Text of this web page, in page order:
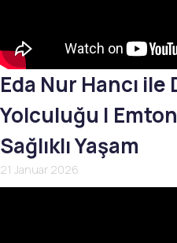
Eda Nur Hancı
Yolculuğu |
Sağlıklı Yaşam
21 Januar 2026